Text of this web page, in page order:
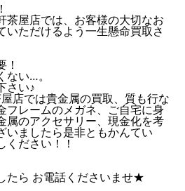
屋店では、お客様の大切なお
いただけるよう一生懸命買取さ
ない…。
さい♪
店では貴金属の買取、質も行な
フレームのメガネ、ご自宅に身
属のアクセサリー、現金化を考
いましたら是非ともかんてい
ださい！！
たら お電話くださいませ★